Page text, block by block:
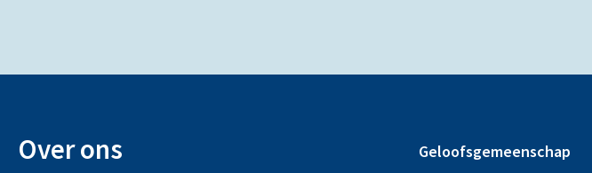
Over ons Geloofsgemeenschap